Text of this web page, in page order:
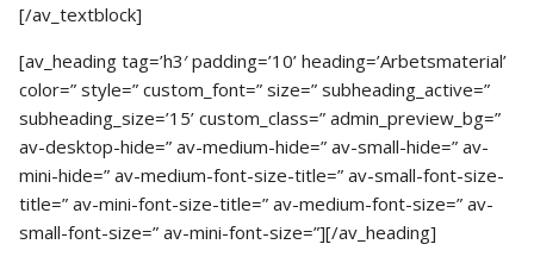
[/av_textblock]
[av_heading tag=’h3′ padding=’10’ heading=’Arbetsmaterial’
color=” style=” custom_font=” size=” subheading_active=”
subheading_size=’15’ custom_class=” admin_preview_bg=”
av-desktop-hide=” av-medium-hide=” av-small-hide=” av-
mini-hide=” av-medium-font-size-title=” av-small-font-size-
title=” av-mini-font-size-title=” av-medium-font-size=” av-
small-font-size=” av-mini-font-size=”][/av_heading]